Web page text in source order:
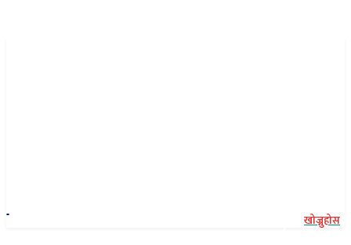
खोज्नुहोस